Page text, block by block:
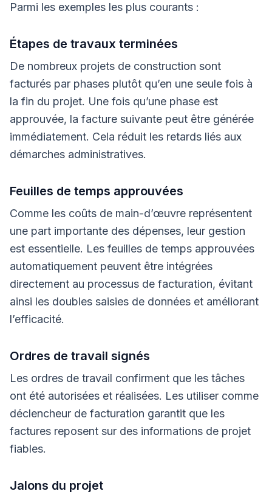
Parmi les exemples les plus courants :
Étapes de travaux terminées
De nombreux projets de construction sont
facturés par phases plutôt qu’en une seule fois à
la fin du projet. Une fois qu’une phase est
approuvée, la facture suivante peut être générée
immédiatement. Cela réduit les retards liés aux
démarches administratives.
Feuilles de temps approuvées
Comme les coûts de main-d’œuvre représentent
une part importante des dépenses, leur gestion
est essentielle. Les feuilles de temps approuvées
automatiquement peuvent être intégrées
directement au processus de facturation, évitant
ainsi les doubles saisies de données et améliorant
l’efficacité.
Ordres de travail signés
Les ordres de travail confirment que les tâches
ont été autorisées et réalisées. Les utiliser comme
déclencheur de facturation garantit que les
factures reposent sur des informations de projet
fiables.
Jalons du projet